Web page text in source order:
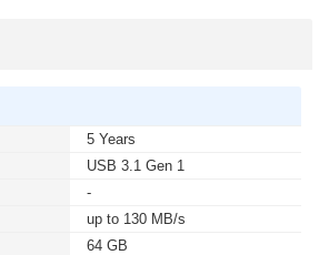
5 Years
USB 3.1 Gen 1
-
up to 130 MB/s
64 GB